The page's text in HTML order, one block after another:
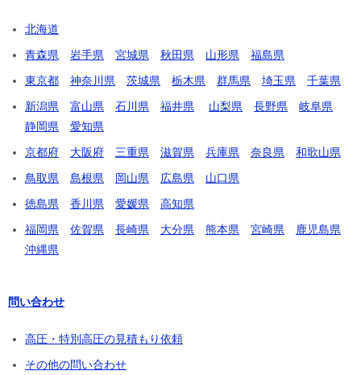
北海道
青森県
岩手県 宮城県 秋田県 山形県
福島県
東京都
神奈川県 茨城県 栃木県 群馬県 埼玉県
千葉県
新潟県
富山県 石川県 福井県 山梨県 長野県
岐阜県
静岡県
愛知県
京都府
大阪府 三重県 滋賀県 兵庫県 奈良県
和歌山県
鳥取県
島根県 岡山県 広島県
山口県
徳島県
香川県 愛媛県
高知県
福岡県
佐賀県 長崎県 大分県 熊本県 宮崎県
鹿児島県
沖縄県
問い合わせ
高圧・特別高圧の見積もり依頼
その他の問い合わせ